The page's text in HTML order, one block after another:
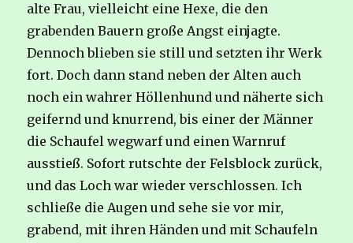
alte Frau, vielleicht eine Hexe, die den
grabenden Bauern große Angst einjagte.
Dennoch blieben sie still und setzten ihr Werk
fort. Doch dann stand neben der Alten auch
noch ein wahrer Höllenhund und näherte sich
geifernd und knurrend, bis einer der Männer
die Schaufel wegwarf und einen Warnruf
ausstieß. Sofort rutschte der Felsblock zurück,
und das Loch war wieder verschlossen. Ich
schließe die Augen und sehe sie vor mir,
grabend, mit ihren Händen und mit Schaufeln